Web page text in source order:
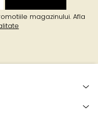
magazinului. Afla